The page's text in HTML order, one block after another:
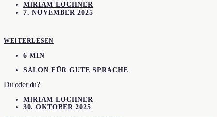
MIRIAM LOCHNER
7. NOVEMBER 2025
WEITERLESEN
6 MIN
SALON FÜR GUTE SPRACHE
Du oder du?
MIRIAM LOCHNER
30. OKTOBER 2025